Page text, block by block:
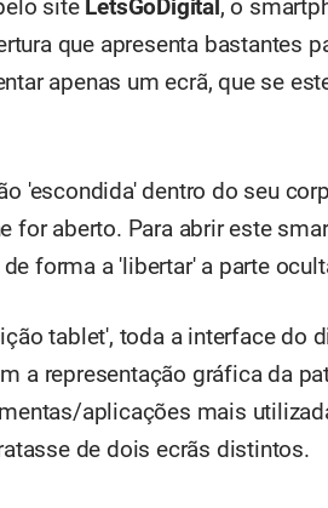
site LetsGoDigital , o
que apresenta bastantes
apenas um ecrã, que se
'escondida' dentro do seu
for aberto. Para abrir este
forma a 'libertar' a parte
tablet', toda a interface do
a representação gráfica da
aplicações mais
de dois ecrãs distintos.